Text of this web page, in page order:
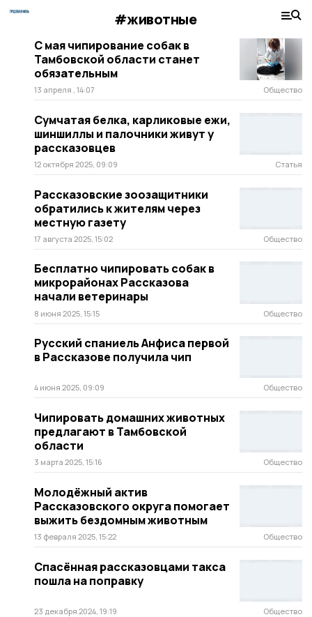
#животные
С мая чипирование собак в
Тамбовской области станет
обязательным
13 апреля , 14:07 Общество
Сумчатая белка, карликовые ежи,
шиншиллы и палочники живут у
рассказовцев
12 октября 2025, 09:09 Статья
Рассказовские зоозащитники
обратились к жителям через
местную газету
17 августа 2025, 15:02 Общество
Бесплатно чипировать собак в
микрорайонах Рассказова
начали ветеринары
8 июня 2025, 15:15 Общество
Русский спаниель Анфиса первой
в Рассказове получила чип
4 июня 2025, 09:09 Общество
Чипировать домашних животных
предлагают в Тамбовской
области
3 марта 2025, 15:16 Общество
Молодёжный актив
Рассказовского округа помогает
выжить бездомным животным
13 февраля 2025, 15:22 Общество
Спасённая рассказовцами такса
пошла на поправку
23 декабря 2024, 19:19 Общество